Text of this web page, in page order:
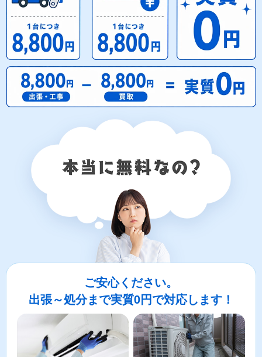
ご安心ください。
出張～処分まで実質0円で対応します！